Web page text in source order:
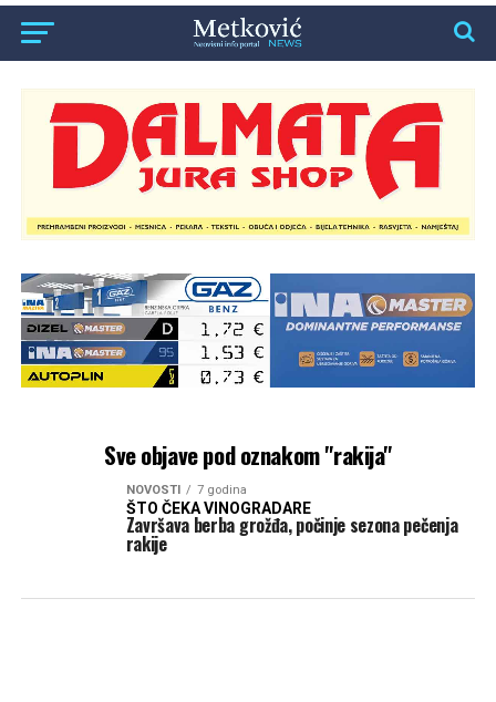
Sve objave pod oznakom "rakija"
NOVOSTI 7 godina
ŠTO ČEKA VINOGRADARE
Završava berba grožđa, počinje sezona pečenja
rakije